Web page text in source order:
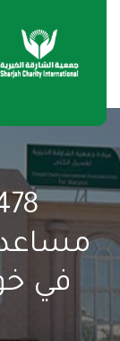
في